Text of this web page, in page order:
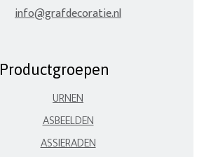
info@grafdecoratie.nl
Productgroepen
URNEN
ASBEELDEN
ASSIERADEN